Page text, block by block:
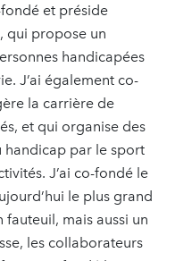
et préside
, qui propose un
handicapées
J’ai également co-
la carrière de
et qui organise des
handicap par le sport
J’ai co-fondé le
le plus grand
mais aussi un
les collaborateurs